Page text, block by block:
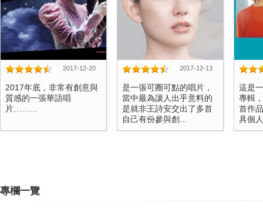
2017-12-20
2017年底，非常有創意與
質感的一張華語唱
片……...
2017-12-13
是一張可圈可點的唱片，
當中最為讓人出乎意料的
是就非王詩安交出了多首
自己有份參與創...
這是
專輯
首作
具個
專欄一覽